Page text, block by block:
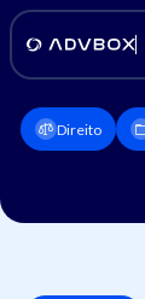
Direito